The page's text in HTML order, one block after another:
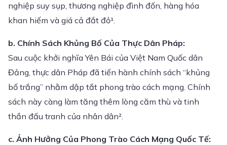
nghiệp suy sụp, thương nghiệp đình đốn, hàng hóa
khan hiếm và giá cả đắt đỏ¹.
b. Chính Sách Khủng Bố Của Thực Dân Pháp:
Sau cuộc khởi nghĩa Yên Bái của Việt Nam Quốc dân
Đảng, thực dân Pháp đã tiến hành chính sách “khủng
bố trắng” nhằm dập tắt phong trào cách mạng. Chính
sách này càng làm tăng thêm lòng căm thù và tinh
thần đấu tranh của nhân dân².
c. Ảnh Hưởng Của Phong Trào Cách Mạng Quốc Tế: